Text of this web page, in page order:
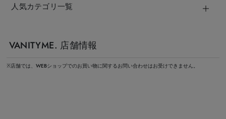
人気カテゴリ一覧
VANITYME. 店舗情報
※店舗では、WEBショップでのお買い物に関するお問い合わせはお受けできません。